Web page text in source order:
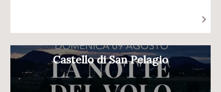
Castello di San Pelagio